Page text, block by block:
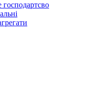
господартсво